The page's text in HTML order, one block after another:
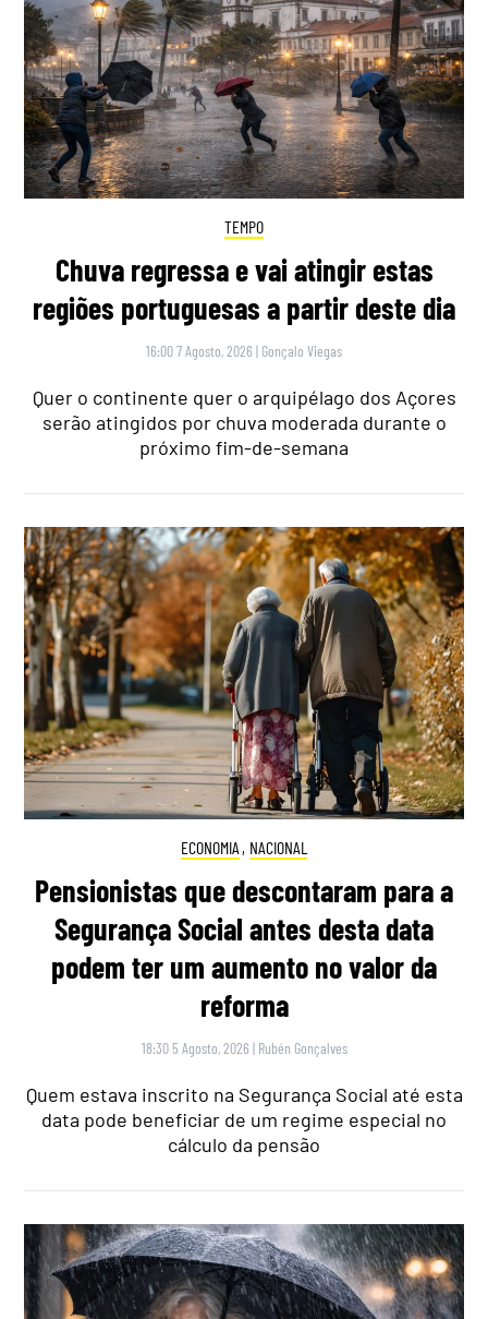
TEMPO
Chuva regressa e vai atingir estas
regiões portuguesas a partir deste dia
16:00 7 Agosto, 2026 | Gonçalo Viegas
Quer o continente quer o arquipélago dos Açores
serão atingidos por chuva moderada durante o
próximo fim-de-semana
ECONOMIA , NACIONAL
Pensionistas que descontaram para a
Segurança Social antes desta data
podem ter um aumento no valor da
reforma
18:30 5 Agosto, 2026 | Rubén Gonçalves
Quem estava inscrito na Segurança Social até esta
data pode beneficiar de um regime especial no
cálculo da pensão